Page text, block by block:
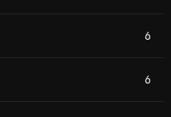
6
6